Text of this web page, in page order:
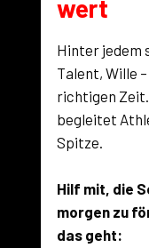
wert
Hinter jedem
Talent, Wille
richtigen
begleitet
Spitze.
Hilf mit, die
morgen zu
das geht: